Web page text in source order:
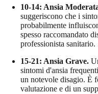
10-14: Ansia
suggeriscono che i
probabilmente
spesso raccomandato
professionista sanitario.
15-21: Ansia Grave.
sintomi d'ansia
un notevole disagio. È
valutazione e di un